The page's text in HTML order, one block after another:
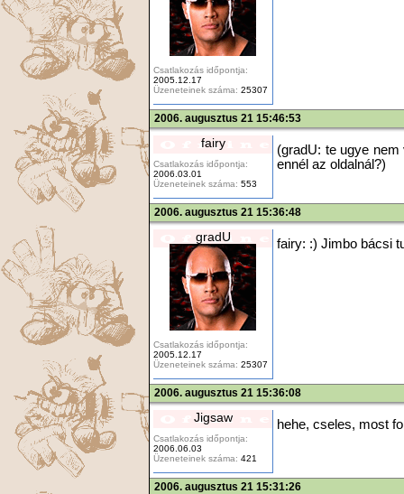
Csatlakozás időpontja:
2005.12.17
Üzeneteinek száma: 25307
2006. augusztus 21 15:46:53
fairy
Csatlakozás időpontja:
2006.03.01
Üzeneteinek száma: 553
(gradU: te ugye
ennél az oldalnál?)
2006. augusztus 21 15:36:48
gradU
Csatlakozás időpontja:
2005.12.17
Üzeneteinek száma: 25307
fairy: :) Jimbo bácsi
2006. augusztus 21 15:36:08
Jigsaw
Csatlakozás időpontja:
2006.06.03
Üzeneteinek száma: 421
hehe, cseles, most
2006. augusztus 21 15:31:26